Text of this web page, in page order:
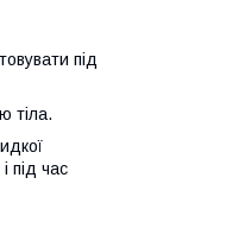
під
тіла.
під час